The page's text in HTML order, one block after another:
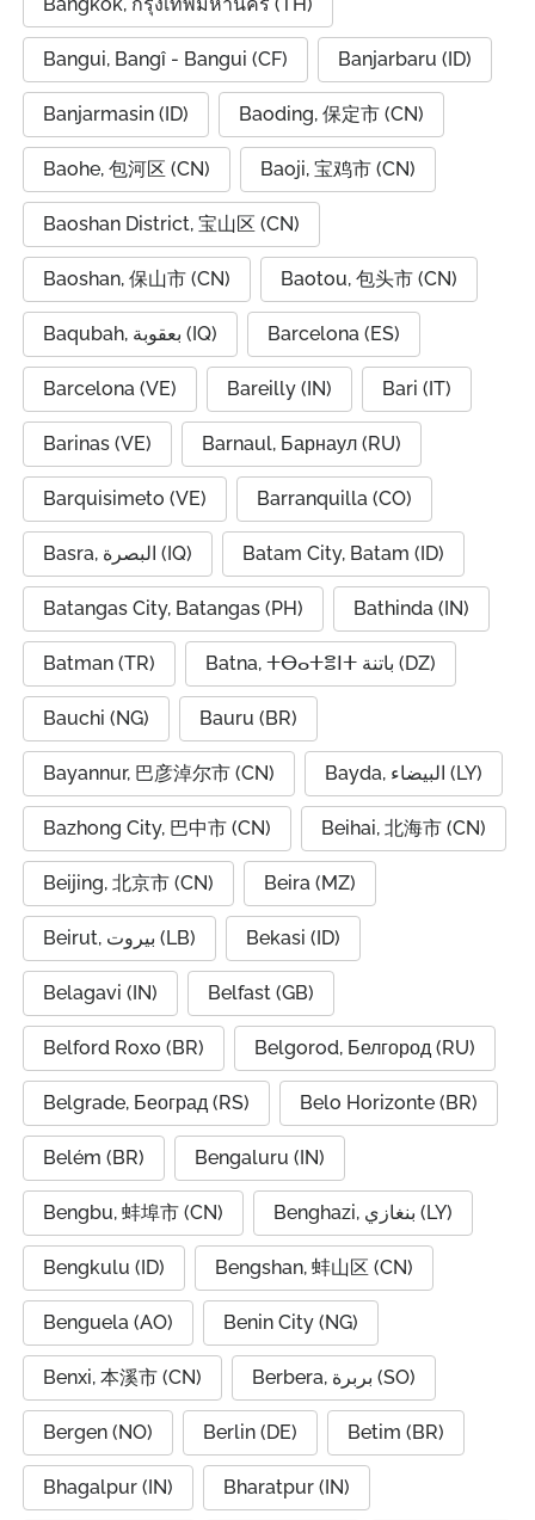
Bangui, Bangî - Bangui (CF) Banjarbaru (ID)
Banjarmasin (ID) Baoding, 保定市 (CN)
Baohe, 包河区 (CN) Baoji, 宝鸡市 (CN)
Baoshan District, 宝山区 (CN)
Baoshan, 保山市 (CN) Baotou, 包头市 (CN)
Baqubah, بعقوبة (IQ) Barcelona (ES)
Barcelona (VE) Bareilly (IN) Bari (IT)
Barinas (VE) Barnaul, Барнаул (RU)
Barquisimeto (VE) Barranquilla (CO)
Basra, البصرة (IQ) Batam City, Batam (ID)
Batangas City, Batangas (PH) Bathinda (IN)
Batman (TR) Batna, ⵜⴱⴰⵜⴻⵏⵜ باتنة (DZ)
Bauchi (NG) Bauru (BR)
Bayannur, 巴彦淖尔市 (CN) Bayda, البيضاء (LY)
Bazhong City, 巴中市 (CN) Beihai, 北海市 (CN)
Beijing, 北京市 (CN) Beira (MZ)
Beirut, بيروت (LB) Bekasi (ID)
Belagavi (IN) Belfast (GB)
Belford Roxo (BR) Belgorod, Белгород (RU)
Belgrade, Београд (RS) Belo Horizonte (BR)
Belém (BR) Bengaluru (IN)
Bengbu, 蚌埠市 (CN) Benghazi, بنغازي (LY)
Bengkulu (ID) Bengshan, 蚌山区 (CN)
Benguela (AO) Benin City (NG)
Benxi, 本溪市 (CN) Berbera, بربرة (SO)
Bergen (NO) Berlin (DE) Betim (BR)
Bhagalpur (IN) Bharatpur (IN)